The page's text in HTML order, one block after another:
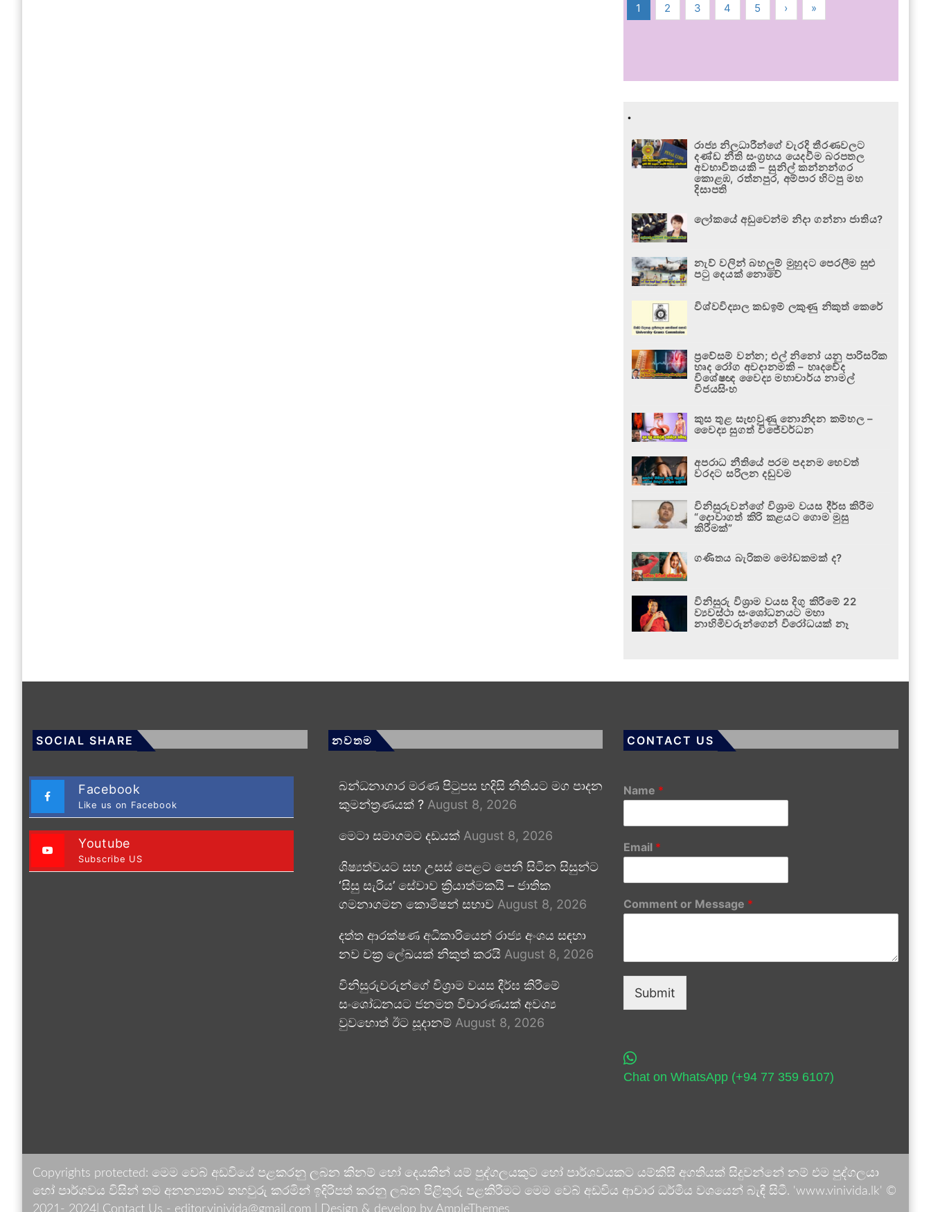
1 2 3 4 5 › »
.
රාජ්‍ය නිලධාරීන්ගේ වැරදි තීරණවලට
දණ්ඩ නීති සංග්‍රහය යෙදවීම බරපතල
අවභාවිතයකි – සුනිල් කන්නන්ගර
කොළඹ, රත්නපුර, අම්පාර හිටපු මහ
දිසාපති
ලෝකයේ අඩුවෙන්ම නිදා ගන්නා ජාතිය?
නැව් වලින් බහලුම් මුහුදට පෙරලීම සුළු
පටු දෙයක් නොවේ
විශ්වවිද්‍යාල කඩඉම් ලකුණු නිකුත් කෙරේ
ප්‍රවේසම් වන්න; එල් නිනෝ යනු පාරිසරික
හෘද රෝග අවදානමකි – හෘදවේද
විශේෂඥ වෛද්‍ය මහාචාර්ය නාමල්
විජයසිංහ
කුස තුළ සැඟවුණු නොනිදන කම්හල –
වෛද්‍ය සුගත් විජේවර්ධන
අපරාධ නීතියේ පරම පදනම හෙවත්
වරදට සරිලන දඬුවම
විනිසුරුවන්ගේ විශ්‍රාම වයස දීර්ඝ කිරීම
“දොවාගත් කිරි කළයට ගොම මුසු
කිරීමක්”
ගණිතය බැරිකම මෝඩකමක් ද?
විනිසුරු විශ්‍රාම වයස දිගු කිරීමේ 22
ව්‍යවස්ථා සංශෝධනයට මහා
නාහිමිවරුන්ගෙන් විරෝධයක් නෑ
SOCIAL SHARE
Facebook
Like us on Facebook
Youtube
Subscribe US
නවතම
බන්ධනාගාර මරණ පිටුපස හදිසි නීතියට මග පාදන
කුමන්ත්‍රණයක් ? August 8, 2026
මෙටා සමාගමට දඩයක් August 8, 2026
ශිෂ්‍යත්වයට සහ උසස් පෙළට පෙනී සිටින සිසුන්ට
‘සිසු සැරිය’ සේවාව ක්‍රියාත්මකයි – ජාතික
ගමනාගමන කොමිෂන් සභාව August 8, 2026
දත්ත ආරක්ෂණ අධිකාරියෙන් රාජ්‍ය අංශය සඳහා
නව චක්‍ර ලේඛයක් නිකුත් කරයි August 8, 2026
විනිසුරුවරුන්ගේ විශ්‍රාම වයස දීර්ඝ කිරීමේ
සංශෝධනයට ජනමත විචාරණයක් අවශ්‍ය
වුවහොත් ඊට සූදානම් August 8, 2026
CONTACT US
Name *
Email *
Comment or Message *
Submit
Chat on WhatsApp (+94 77 359 6107)
Copyrights protected: මෙම වෙබ් අඩවියේ පළකරනු ලබන කිනම් හෝ දෙයකින් යම් පුද්ගලයකුට හෝ පාර්ශවයකට යම්කිසි අගතියක් සිදුවන්නේ නම් එම පුද්ගලයා
හෝ පාර්ශවය විසින් තම අනන්‍යතාව තහවුරු කරමින් ඉදිරිපත් කරනු ලබන පිළිතුරු පළකිරීමට මෙම වෙබ් අඩවිය ආචාර ධර්මීය වශයෙන් බැඳී සිටී. 'www.vinivida.lk' ©
2021- 2024| Contact Us - editor.vinivida@gmail.com |
Design & develop by AmpleThemes